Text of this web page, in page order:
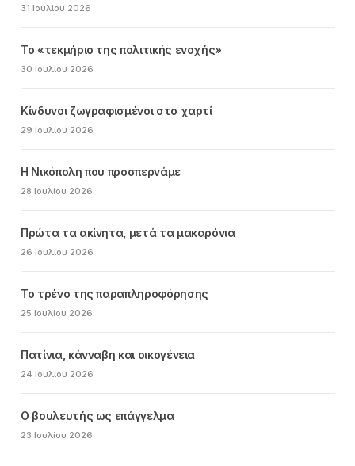
31 Ιουλίου 2026
Το «τεκμήριο της πολιτικής ενοχής»
30 Ιουλίου 2026
Κίνδυνοι ζωγραφισμένοι στο χαρτί
29 Ιουλίου 2026
Η Νικόπολη που προσπερνάμε
28 Ιουλίου 2026
Πρώτα τα ακίνητα, μετά τα μακαρόνια
26 Ιουλίου 2026
Το τρένο της παραπληροφόρησης
25 Ιουλίου 2026
Πατίνια, κάνναβη και οικογένεια
24 Ιουλίου 2026
Ο βουλευτής ως επάγγελμα
23 Ιουλίου 2026